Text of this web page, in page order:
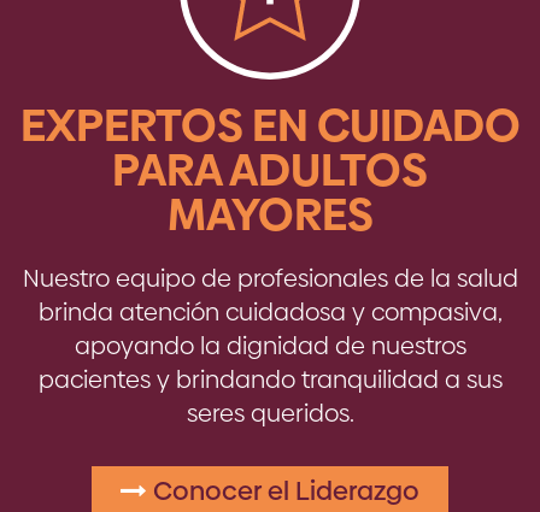
EXPERTOS EN CUIDADO
PARA ADULTOS
MAYORES
Nuestro equipo de profesionales de la salud
brinda atención cuidadosa y compasiva,
apoyando la dignidad de nuestros
pacientes y brindando tranquilidad a sus
seres queridos.
Conocer el Liderazgo